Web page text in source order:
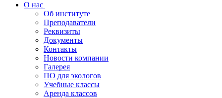
О нас
Об институте
Преподаватели
Реквизиты
Документы
Контакты
Новости компании
Галерея
ПО для экологов
Учебные классы
Аренда классов